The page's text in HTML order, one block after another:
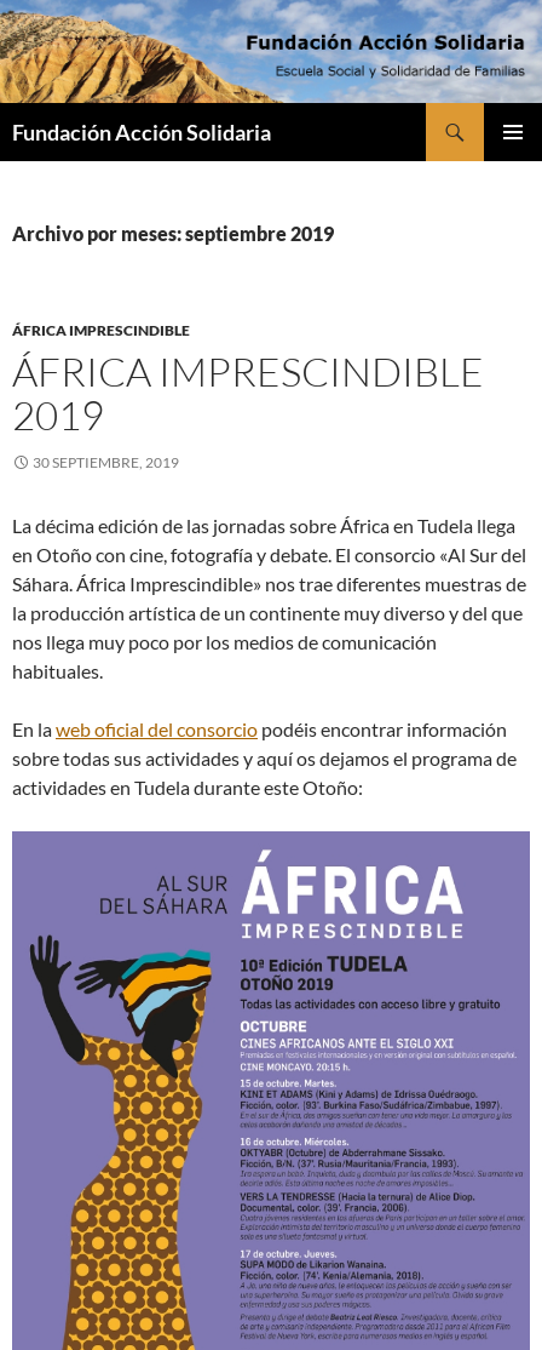
Saltar
al
contenido
Fundación Acción Solidaria
Archivo por meses: septiembre 2019
ÁFRICA IMPRESCINDIBLE
ÁFRICA IMPRESCINDIBLE
2019
30 SEPTIEMBRE, 2019
La décima edición de las jornadas sobre África en Tudela llega
en Otoño con cine, fotografía y debate. El consorcio «Al Sur del
Sáhara. África Imprescindible» nos trae diferentes muestras de
la producción artística de un continente muy diverso y del que
nos llega muy poco por los medios de comunicación
habituales.
En laweb oficial del consorcio podéis encontrar información
sobre todas sus actividades y aquí os dejamos el programa de
actividades en Tudela durante este Otoño: